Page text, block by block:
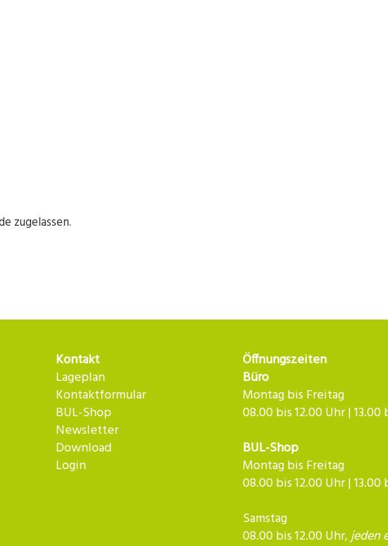
zugelassen.
Kontakt
Lageplan
Kontaktformular
BUL-Shop
Newsletter
Download
Login
Öffnungszeiten
Büro
Montag bis Freitag
08.00 bis 12.00 Uhr | 13.00
BUL-Shop
Montag bis Freitag
08.00 bis 12.00 Uhr | 13.00
Samstag
08.00 bis 12.00 Uhr,jeden